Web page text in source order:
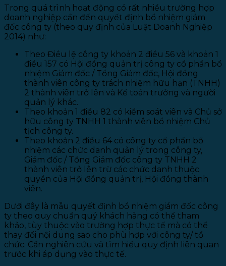
Trong quá trình hoạt động có rất nhiều trường hợp
doanh nghiệp cần đến quyết định bổ nhiệm giám
đốc công ty (theo quy định của Luật Doanh Nghiệp
2014) như:
Theo Điều lệ công ty khoản 2 điều 56 và khoản 1
điều 157 có Hội đồng quản trị công ty cổ phần bổ
nhiệm Giám đốc / Tổng Giám đốc, Hội đồng
thành viên công ty trách nhiệm hữu hạn (TNHH)
2 thành viên trở lên và Kế toán trưởng và người
quản lý khác.
Theo khoản 1 điều 82 có kiểm soát viên và Chủ sở
hữu công ty TNHH 1 thành viên bổ nhiệm Chủ
tịch công ty.
Theo khoản 2 điều 64 có công ty cổ phần bổ
nhiệm các chức danh quản lý trong công ty,
Giám đốc / Tổng Giám đốc công ty TNHH 2
thành viên trở lên trừ các chức danh thuộc
quyền của Hội đồng quản trị, Hội đồng thành
viên.
Dưới đây là mẫu quyết định bổ nhiệm giám đốc công
ty theo quy chuẩn quý khách hàng có thể tham
khảo, tùy thuộc vào trường hợp thực tế mà có thể
thay đổi nội dung sao cho phù hợp với công ty/ tổ
chức. Cần nghiên cứu và tìm hiều quy định liên quan
trước khi áp dụng vào thực tế.